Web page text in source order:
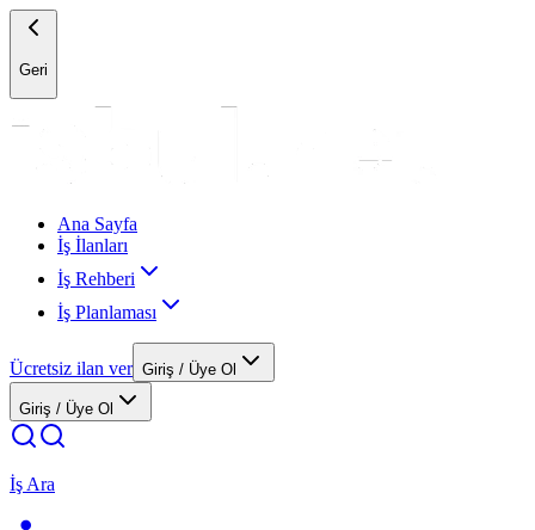
Geri
Ana Sayfa
İş İlanları
İş Rehberi
İş Planlaması
Ücretsiz ilan ver Giriş / Üye Ol
Giriş / Üye Ol
İş Ara